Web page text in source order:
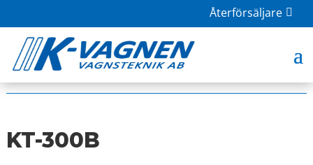
Återförsäljare
HOME | BUTIK|HÖGTRYCKSTVÄTT
KT-300B